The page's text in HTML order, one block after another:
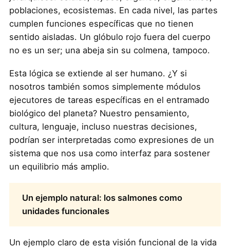
poblaciones, ecosistemas. En cada nivel, las partes
cumplen funciones específicas que no tienen
sentido aisladas. Un glóbulo rojo fuera del cuerpo
no es un ser; una abeja sin su colmena, tampoco.
Esta lógica se extiende al ser humano. ¿Y si
nosotros también somos simplemente módulos
ejecutores de tareas específicas en el entramado
biológico del planeta? Nuestro pensamiento,
cultura, lenguaje, incluso nuestras decisiones,
podrían ser interpretadas como expresiones de un
sistema que nos usa como interfaz para sostener
un equilibrio más amplio.
Un ejemplo natural: los salmones como
unidades funcionales
Un ejemplo claro de esta visión funcional de la vida